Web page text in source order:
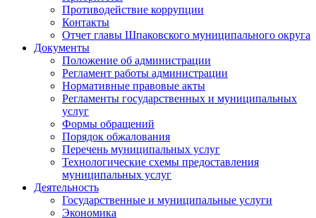
Противодействие коррупции
Контакты
Отчет главы Шпаковского муниципального округа
Документы
Положение об администрации
Регламент работы администрации
Нормативные правовые акты
Регламенты государственных и муниципальных
услуг
Формы обращений
Порядок обжалования
Перечень муниципальных услуг
Технологические схемы предоставления
муниципальных услуг
Деятельность
Государственные и муниципальные услуги
Экономика